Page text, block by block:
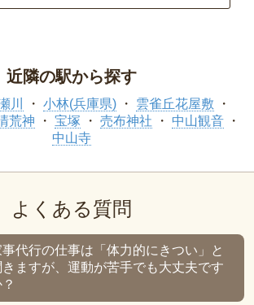
近隣の駅から探す
川 小林(兵庫県)
雲雀丘花屋敷
荒神 宝塚 売布神社
中山観音
中山寺
よくある質問
事代行の仕事は「体力的にきつい」と
きますが、運動が苦手でも大丈夫です